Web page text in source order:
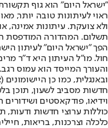
"ישראל היום" הוא גוף
ראוי לעיתונות טובה יותר,
ולא צועקת. עיתונות אמינה,
הפך "ישראל היום" לעיתון
חול. מו"ל העיתון היא ד"ר
והעורך המייסד הוא עמוס
חדשות מסביב לשעון, תוכן
וידיאו, פודקאסטים
כוללות ערוצי חדשות ודעות,